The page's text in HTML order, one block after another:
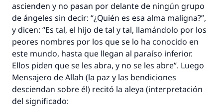
ascienden y no pasan por delante de ningún grupo
de ángeles sin decir: “¿Quién es esa alma maligna?”,
y dicen: “Es tal, el hijo de tal y tal, llamándolo por los
peores nombres por los que se lo ha conocido en
este mundo, hasta que llegan al paraíso inferior.
Ellos piden que se les abra, y no se les abre”. Luego
Mensajero de Allah (la paz y las bendiciones
desciendan sobre él) recitó la aleya (interpretación
del significado: